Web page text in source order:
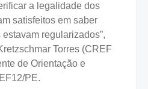
a legalidade dos
satisfeitos em saber
regularizados”,
Torres (CREF
de Orientação e
PE.